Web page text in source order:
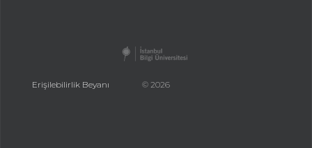
Erişilebilirlik Beyanı © 2026